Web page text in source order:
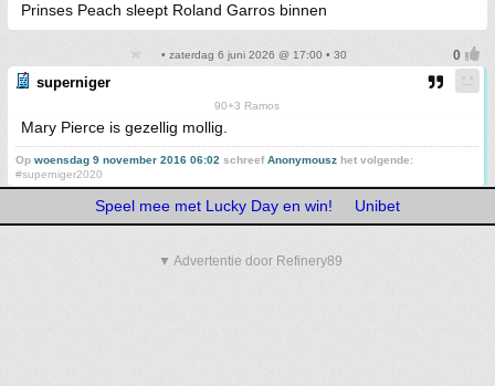
Prinses Peach sleept Roland Garros binnen
• zaterdag 6 juni 2026 @ 17:00 • 30
superniger
90+3 Ramos
Mary Pierce is gezellig mollig.
Op woensdag 9 november 2016 06:02 schreefAnonymousz het volgende:
#superniger2020
Speel mee met Lucky Day en win! Unibet
▼ Advertentie door Refinery89